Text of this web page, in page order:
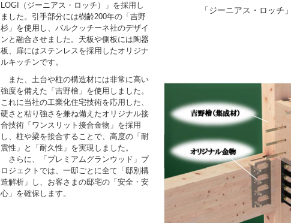
LOGI（ジーニアス・ロッチ）」を採用し
ました。引手部分には樹齢200年の「吉野
杉」を使用し、バルクッチーネ社のデザイ
ンと融合させました。天板や側板には陶器
板、扉にはステンレスを採用したオリジナ
ルキッチンです。
「ジーニアス・ロッチ
また、土台や柱の構造材には非常に高い
強度を備えた「吉野檜」を使用しました。
これに当社の工業化住宅技術を応用した、
硬さと粘り強さを兼ね備えたオリジナル接
合技術「ワンスリット接合金物」を採用
し、柱や梁を接合することで、高度の「耐
震性」と「耐久性」を実現しました。
さらに、「プレミアムグランウッド」プ
ロジェクトでは、一邸ごとに全て「邸別構
造解析」し、お客さまの邸宅の「安全・安
心」を確保します。